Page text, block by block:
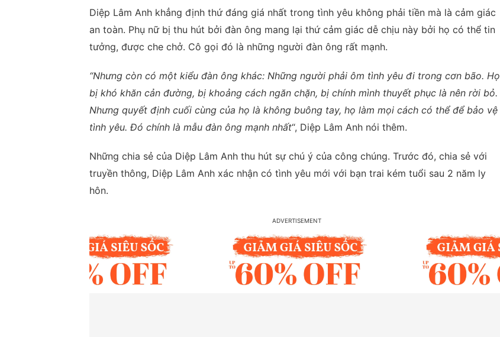
Diệp Lâm Anh khẳng định thứ đáng giá nhất trong tình yêu không phải tiền mà là cảm giác
an toàn. Phụ nữ bị thu hút bởi đàn ông mang lại thứ cảm giác dễ chịu này bởi họ có thể tin
tưởng, được che chở. Cô gọi đó là những người đàn ông rất mạnh.
“Nhưng còn có một kiểu đàn ông khác: Những người phải ôm tình yêu đi trong cơn bão. Họ
bị khó khăn cản đường, bị khoảng cách ngăn chặn, bị chính mình thuyết phục là nên rời bỏ.
Nhưng quyết định cuối cùng của họ là không buông tay, họ làm mọi cách có thể để bảo vệ
tình yêu. Đó chính là mẫu đàn ông mạnh nhất“, Diệp Lâm Anh nói thêm.
Những chia sẻ của Diệp Lâm Anh thu hút sự chú ý của công chúng. Trước đó, chia sẻ với
truyền thông, Diệp Lâm Anh xác nhận có tình yêu mới với bạn trai kém tuổi sau 2 năm ly
hôn.